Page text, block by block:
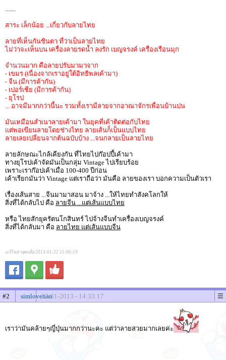
.......
สาระ เล็กน้อย ...เกี่ยวกับลายไทย
ลายที่เห็นกันชินตา ที่ว่าเป็นลายไทย
ไม่ว่าจะเห็นบน เครื่องลายรดน้ำ ลงรัก เบญจรงค์ เครื่องเรือนมุก
จำนวนมาก คือลายปรับมามาจาก
- เขมร (เนื่องจากเราอยู่ใต้อิทธิพลเค้ามา)
- จีน (มีการค้ากัน)
- เปอร์เซีย (มีการค้ากัน)
- ยุโรป
... อาจมีมากกว่านี้นะ รวมทั้งเรามีลายจากอาณาจักรเพื่อนบ้านปน
มันเหมือนสำเนาลายเค้ามา ในยุคที่เค้าติดต่อกับไทย
แต่พอเขียนลายโดยช่างไทย ลายเส้นก็เป็นแบบไทย
ลายเลยเปลี่ยนจากต้นฉบับบ้าง ...จนกลายเป็นลายไทย
ลายลักษณะไกล้เคียงกัน ที่ไทยไปก๊อปปี้เค้ามา
ทางยุโรปเค้าจัดมันเป็นกลุ่ม Vintage ไปเรียบร้อย
เพราะเราก๊อปเค้าเมื่อ 100-400 ปีก่อน
เค้าเรียกมันว่า Vintage แต่เราถือว่า มันคือ ลายของเรา บอกความเป็นตัวเรา
เรื่องเส้นสาย ...จีนมามาสอน มาจ้าง ...ให้ไทยทำสังคโลกให้
สิ่งที่ได้กลับไป คือ ลายจีน ...แต่เส้นแบบไทย
หรือ ไทยสักยุครัตนโกสินทร์ ไปจ้างจีนทำเครื่องเบญจรงค์
สิ่งที่ได้กลับมา คือ ลายไทย แต่เส้นแบบจีน
แก้ไขล่าสุดเมื่อ 2013-01-22 15:06:19
#2 simlovenan22-01-2013 - 14:33:17
เราว่ามันคล้ายๆญี่ปุ่นมากกว่านะคะ แต่ว่าลายสวยมากเลยค่ะ